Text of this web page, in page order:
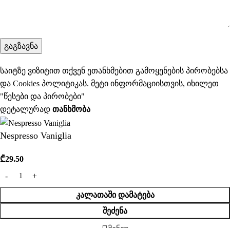
საიტზე ვიზიტით თქვენ ეთანხმებით გამოყენების პირობებსა
და Cookies პოლიტიკას. მეტი ინფორმაციისთვის, იხილეთ
"წესები და პირობები"
დეტალურად ᲗᲐᲜᲮᲛᲝᲑᲐ
Nespresso Vaniglia
₾29.50
ᲙᲐᲚᲐᲗᲐᲨᲘ ᲓᲐᲛᲐᲢᲔᲑᲐ
ᲨᲔᲫᲔᲜᲐ